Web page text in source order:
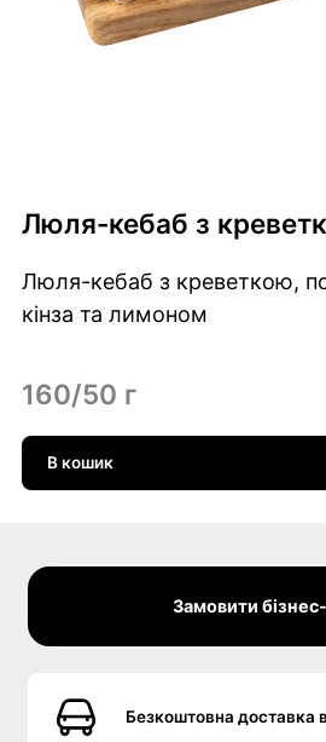
Люля-кебаб з
Люля-кебаб з креветкою,
кінза та лимоном
160/50 г
В кошик
Замовити
Безкоштовна доставка